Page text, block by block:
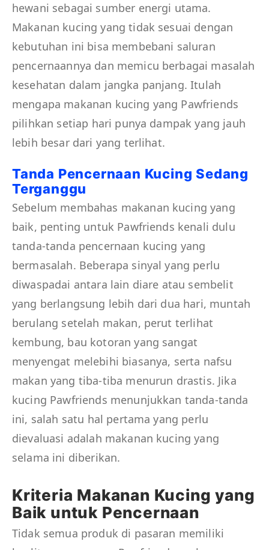
hewani sebagai sumber energi utama.
Makanan kucing yang tidak sesuai dengan
kebutuhan ini bisa membebani saluran
pencernaannya dan memicu berbagai masalah
kesehatan dalam jangka panjang. Itulah
mengapa makanan kucing yang Pawfriends
pilihkan setiap hari punya dampak yang jauh
lebih besar dari yang terlihat.
Tanda Pencernaan Kucing Sedang
Terganggu
Sebelum membahas makanan kucing yang
baik, penting untuk Pawfriends kenali dulu
tanda-tanda pencernaan kucing yang
bermasalah. Beberapa sinyal yang perlu
diwaspadai antara lain diare atau sembelit
yang berlangsung lebih dari dua hari, muntah
berulang setelah makan, perut terlihat
kembung, bau kotoran yang sangat
menyengat melebihi biasanya, serta nafsu
makan yang tiba-tiba menurun drastis. Jika
kucing Pawfriends menunjukkan tanda-tanda
ini, salah satu hal pertama yang perlu
dievaluasi adalah makanan kucing yang
selama ini diberikan.
Kriteria Makanan Kucing yang
Baik untuk Pencernaan
Tidak semua produk di pasaran memiliki